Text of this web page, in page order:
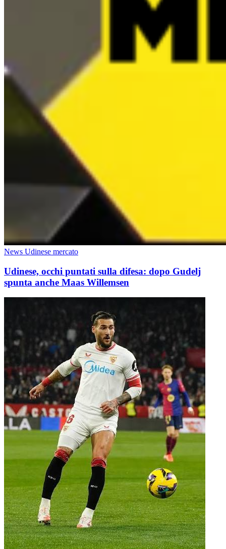
News Udinese mercato
Udinese, occhi puntati sulla difesa: dopo Gudelj
spunta anche Maas Willemsen